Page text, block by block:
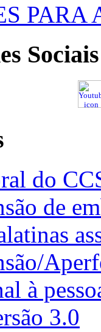
PARA
Sociais
do
de
à
3.0